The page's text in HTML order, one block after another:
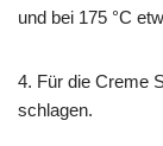
und bei 175 °C
4. Für die Creme
schlagen.